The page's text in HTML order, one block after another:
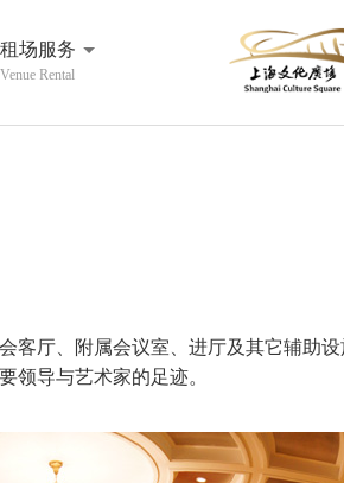
租场服务
Venue Rental
客厅、附属会议室、进厅及其它辅助
领导与艺术家的足迹。